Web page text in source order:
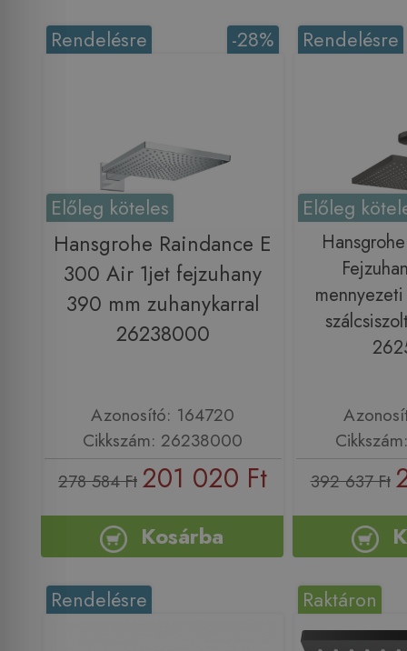
-28%
Rendelésre
Előleg köteles
Hansgrohe Raindance E
300 Air 1jet fejzuhany
390 mm zuhanykarral
26238000
Azonosító: 164720
Cikkszám: 26238000
278 584 Ft 201 020 Ft
Kosárba
Rendelésre
Előleg
392 637 Ft
Rendelésre Raktáron